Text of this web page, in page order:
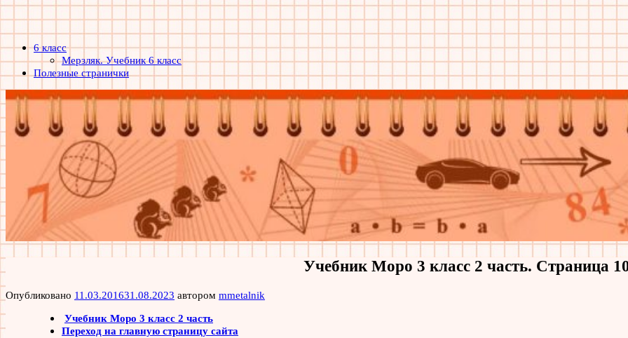
6 класс
Мерзляк. Учебник 6 класс
Полезные странички
Учебник Моро 3 класс 2 часть. Страница
Опубликовано 11.03.201631.08.2023 автором mmetalnik
Учебник Моро 3 класс 2 часть
Переход на главную страницу сайта